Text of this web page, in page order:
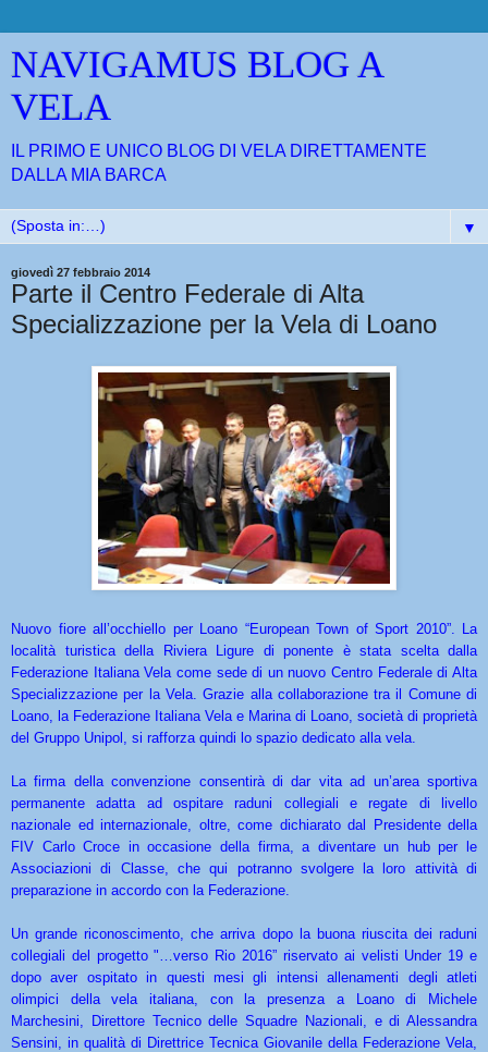
NAVIGAMUS BLOG A
VELA
IL PRIMO E UNICO BLOG DI VELA DIRETTAMENTE
DALLA MIA BARCA
▼
giovedì 27 febbraio 2014
Parte il Centro Federale di Alta
Specializzazione per la Vela di Loano
Nuovo fiore all’occhiello per Loano “European Town of Sport 2010”. La
località turistica della Riviera Ligure di ponente è stata scelta dalla
Federazione Italiana Vela come sede di un nuovo Centro Federale di Alta
Specializzazione per la Vela. Grazie alla collaborazione tra il Comune di
Loano, la Federazione Italiana Vela e Marina di Loano, società di proprietà
del Gruppo Unipol, si rafforza quindi lo spazio dedicato alla vela.
La firma della convenzione consentirà di dar vita ad un’area sportiva
permanente adatta ad ospitare raduni collegiali e regate di livello
nazionale ed internazionale, oltre, come dichiarato dal Presidente della
FIV Carlo Croce in occasione della firma, a diventare un hub per le
Associazioni di Classe, che qui potranno svolgere la loro attività di
preparazione in accordo con la Federazione.
Un grande riconoscimento, che arriva dopo la buona riuscita dei raduni
collegiali del progetto "…verso Rio 2016” riservato ai velisti Under 19 e
dopo aver ospitato in questi mesi gli intensi allenamenti degli atleti
olimpici della vela italiana, con la presenza a Loano di Michele
Marchesini, Direttore Tecnico delle Squadre Nazionali, e di Alessandra
Sensini, in qualità di Direttrice Tecnica Giovanile della Federazione Vela,